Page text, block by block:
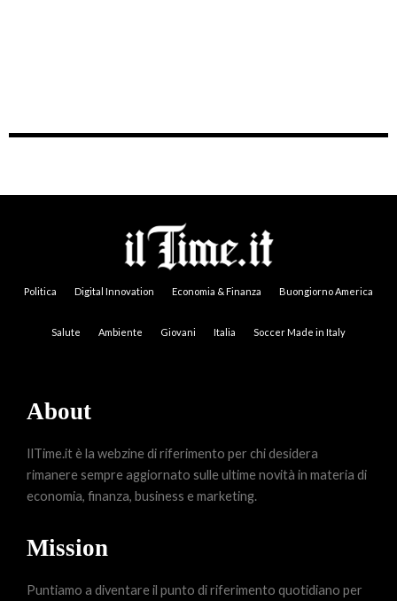
Politica Digital Innovation Economia & Finanza Buongiorno America
Salute Ambiente Giovani Italia Soccer Made in Italy
About
IlTime.it è la webzine di riferimento per chi desidera
rimanere sempre aggiornato sulle ultime novità in materia di
economia, finanza, business e marketing.
Mission
Puntiamo a diventare il punto di riferimento quotidiano per